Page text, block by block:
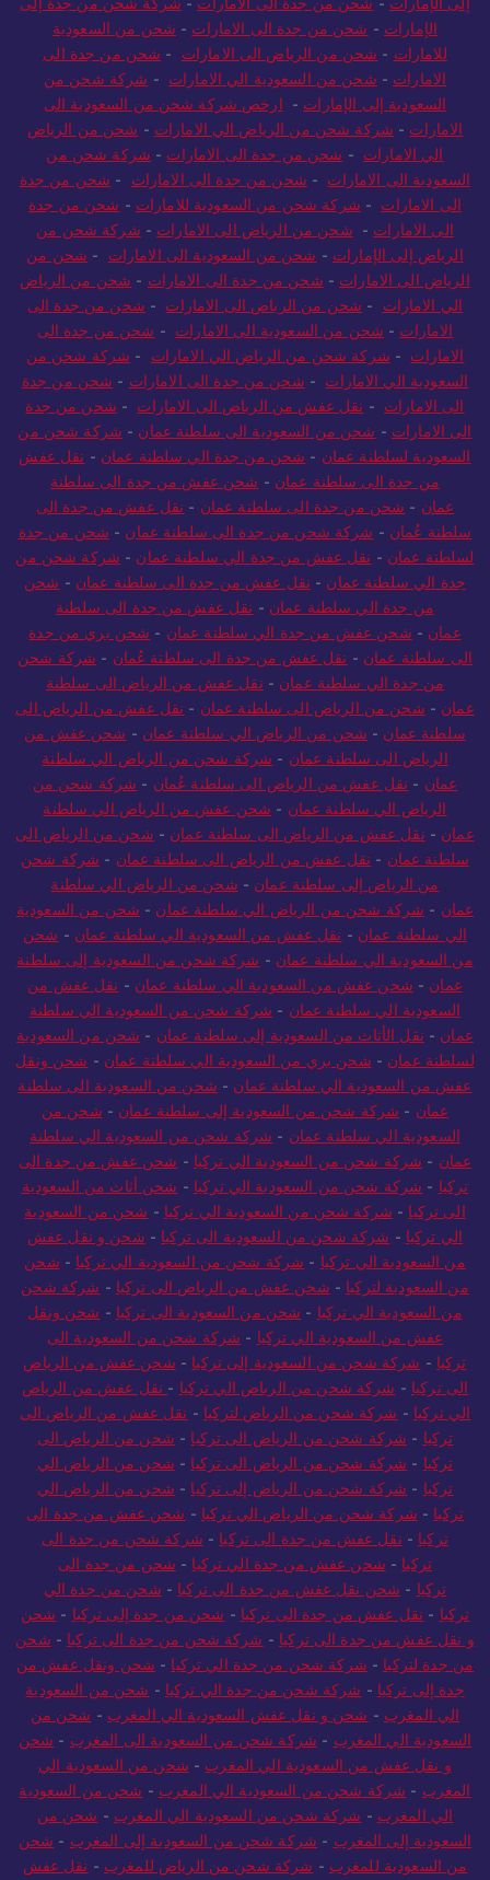
الإمارات - شحن من جدة الى الامارات - شحن من السعودية
للامارات - شحن من الرياض الى الامارات - شحن من جدة الى
الامارات - شحن من السعودية الي الامارات - شركة شحن من
السعودية إلى الإمارات - ارخص شركة شحن من السعودية الى
الامارات - شركة شحن من الرياض الي الامارات - شحن من الرياض
الي الامارات - شحن من جدة الى الامارات - شركة شحن من
السعودية الى الامارات - شحن من جدة الى الامارات - شحن من جدة
الى الامارات - شركة شحن من السعودية للامارات - شحن من جدة
الى الامارات - شحن من الرياض الى الامارات - شركة شحن من
الرياض إلى الإمارات - شحن من السعودية الى الامارات - شحن من
الرياض الى الامارات - شحن من جدة الى الامارات - شحن من الرياض
الي الامارات - شحن من الرياض الى الامارات - شحن من جدة الى
الامارات - شحن من السعودية الى الامارات - شحن من جدة الى
الامارات - شركة شحن من الرياض الي الامارات - شركة شحن من
السعودية الي الامارات - شحن من جدة الى الامارات - شحن من جدة
الى الامارات - نقل عفش من الرياض الى الامارات - شحن من جدة
الى الامارات - شحن من السعودية الى سلطنة عمان - شركة شحن من
السعودية لسلطنة عمان - شحن من جدة الي سلطنة عمان - نقل عفش
من جدة الى سلطنة عمان - شحن عفش من جدة الى سلطنة
عمان - شحن من جدة الى سلطنة عمان - نقل عفش من جدة الى
سلطنة عُمان - شركة شحن من جدة الى سلطنة عمان - شحن من جدة
لسلطنة عمان - نقل عفش من جدة الي سلطنة عمان - شركة شحن من
جدة الي سلطنة عمان - نقل عفش من جدة الى سلطنة عمان - شحن
من جدة الي سلطنة عمان - نقل عفش من جدة الى سلطنة
عمان - شحن عفش من جدة الي سلطنة عمان - شحن بري من جدة
الى سلطنة عمان - نقل عفش من جدة الى سلطنة عُمان - شركة شحن
من جدة الي سلطنة عمان - نقل عفش من الرياض الى سلطنة
عمان - شحن من الرياض الى سلطنة عمان - نقل عفش من الرياض الى
سلطنة عمان - شحن من الرياض الي سلطنة عمان - شحن عفش من
الرياض الى سلطنة عمان - شركة شحن من الرياض الي سلطنة
عمان - نقل عفش من الرياض الى سلطنة عُمان - شركة شحن من
الرياض الي سلطنة عمان - شحن عفش من الرياض الي سلطنة
عمان - نقل عفش من الرياض الى سلطنة عمان - شحن من الرياض الى
سلطنة عمان - نقل عفش من الرياض الى سلطنة عمان - شركة شحن
من الرياض إلى سلطنة عمان - شحن من الرياض الي سلطنة
عمان - شركة شحن من الرياض الي سلطنة عمان - شحن من السعودية
الي سلطنة عمان - نقل عفش من السعودية الي سلطنة عمان - شحن
من السعودية الي سلطنة عمان - شركة شحن من السعودية إلى سلطنة
عمان - شحن عفش من السعودية الي سلطنة عمان - نقل عفش من
السعودية الي سلطنة عمان - شركة شحن من السعودية الي سلطنة
عمان - نقل الأثاث من السعودية إلى سلطنة عمان - شحن من السعودية
لسلطنة عمان - شحن بري من السعودية الي سلطنة عمان - شحن ونقل
عفش من السعودية الي سلطنة عمان - شحن من السعودية الى سلطنة
عمان - شركة شحن من السعودية إلى سلطنة عمان - شحن من
السعودية الي سلطنة عمان - شركة شحن من السعودية الي سلطنة
عمان - شركة شحن من السعودية الي تركيا - شحن عفش من جدة الى
تركيا - شركة شحن من السعودية الي تركيا - شحن أثاث من السعودية
الى تركيا - شركة شحن من السعودية الي تركيا - شحن من السعودية
الي تركيا - شركة شحن من السعودية الى تركيا - شحن و نقل عفش
من السعودية الي تركيا - شركة شحن من السعودية الي تركيا - شحن
من السعودية لتركيا - شحن عفش من الرياض الى تركيا - شركة شحن
من السعودية الي تركيا - شحن من السعودية الى تركيا - شحن ونقل
عفش من السعودية الي تركيا - شركة شحن من السعودية الى
تركيا - شركة شحن من السعودية إلى تركيا - شحن عفش من الرياض
الى تركيا - شركة شحن من الرياض الي تركيا - نقل عفش من الرياض
الي تركيا - شركة شحن من الرياض لتركيا - نقل عفش من الرياض الى
تركيا - شركة شحن من الرياض الى تركيا - شحن من الرياض الى
تركيا - شركة شحن من الرياض الى تركيا - شحن من الرياض الي
تركيا - شركة شحن من الرياض إلى تركيا - شحن من الرياض الي
تركيا - شركة شحن من الرياض الي تركيا - شحن عفش من جدة الى
تركيا - نقل عفش من جدة الى تركيا - شركة شحن من جدة الى
تركيا - شحن عفش من جدة الي تركيا - شحن من جدة الى
تركيا - شحن نقل عفش من جدة الى تركيا - شحن من جدة الي
تركيا - نقل عفش من جدة الى تركيا - شحن من جدة إلى تركيا - شحن
و نقل عفش من جدة الى تركيا - شركة شحن من جدة الى تركيا - شحن
من جدة لتركيا - شركة شحن من جدة الي تركيا - شحن ونقل عفش من
جدة إلى تركيا - شركة شحن من جدة الي تركيا - شحن من السعودية
الي المغرب - شحن و نقل عفش السعودية الي المغرب - شحن من
السعودية الي المغرب - شركة شحن من السعودية الى المغرب - شحن
و نقل عفش من السعودية الي المغرب - شحن من السعودية الي
المغرب - شركة شحن من السعودية الي المغرب - شحن من السعودية
الي المغرب - شركة شحن من السعودية الي المغرب - شحن من
السعودية إلى المغرب - شركة شحن من السعودية إلى المغرب - شحن
من السعودية للمغرب - شركة شحن من الرياض للمغرب - نقل عفش